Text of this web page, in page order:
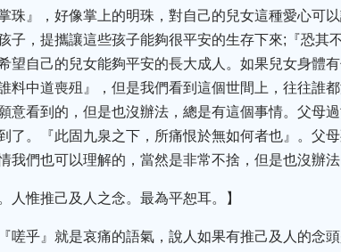
珠』，好像掌上的明珠，對自己的兒女這種愛心可
子，提攜讓這些孩子能夠很平安的生存下來;『恐其
望自己的兒女能夠平安的長大成人。如果兒女身體
料中道喪殂』，但是我們看到這個世間上，往往誰
意看到的，但是也沒辦法，總是有這個事情。父母
了。『此固九泉之下，所痛恨於無如何者也』。父
我們也可以理解的，當然是非常不捨，但是也沒辦法
人惟推己及人之念。最為平恕耳。】
嗟乎』就是哀痛的語氣，說人如果有推己及人的念